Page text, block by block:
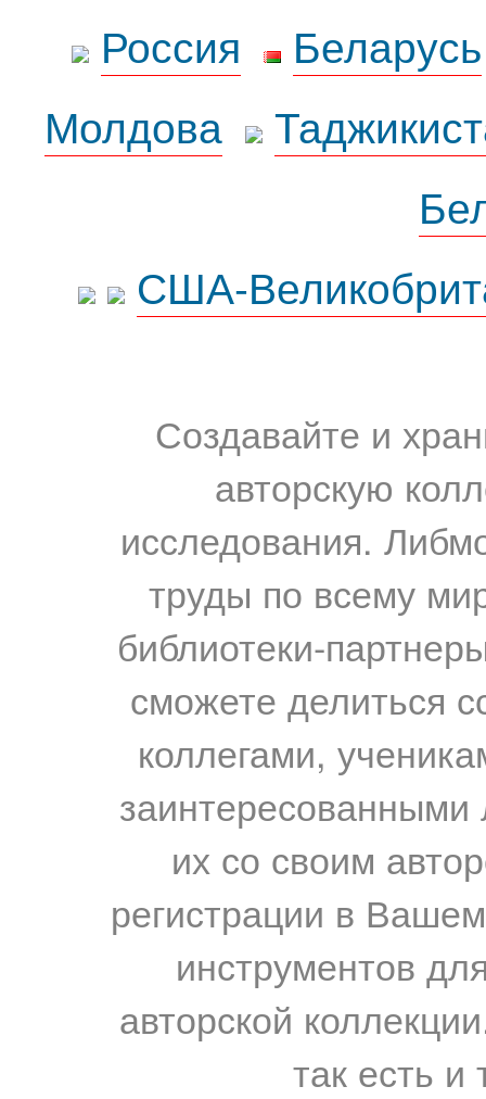
Россия
Беларусь
Молдова
США-
Создавайте и
авторскую
исследования.
труды по всему
библиотеки-
сможете делиться
коллегами,
их со своим
регистрации в
инструментов
авторской
так есть и